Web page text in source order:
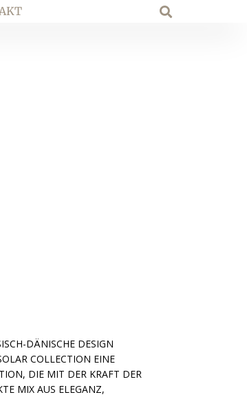
Suche
DÄNISCHE DESIGN
COLLECTION EINE
DIE MIT DER KRAFT DER
MIX AUS ELEGANZ,